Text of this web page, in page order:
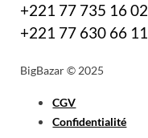
+221 77 735 16 02
+221 77 630 66 11
BigBazar © 2025
CGV
Confidentialité